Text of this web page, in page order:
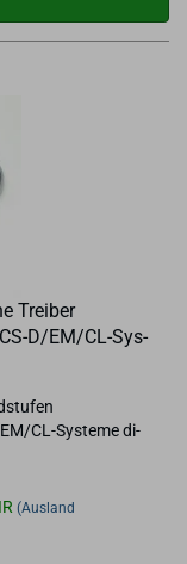
Trei­ber
D/EM/CL-​Sys­
CL-​Systeme di­
(Ausland